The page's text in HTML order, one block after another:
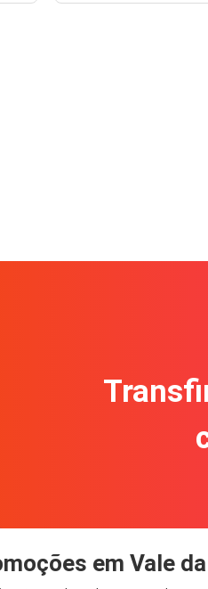
em Vale